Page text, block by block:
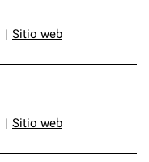
Sitio web
Sitio web